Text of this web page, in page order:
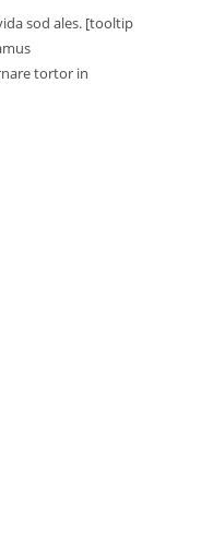
sod ales. [tooltip
tortor in